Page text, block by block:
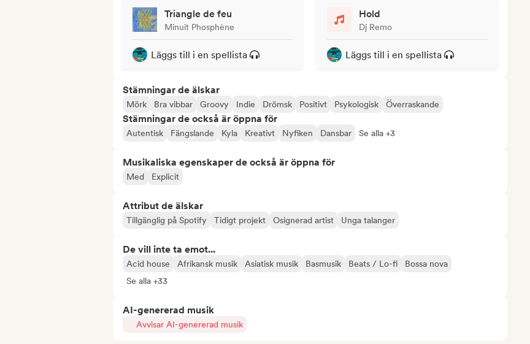
Triangle de feu
Minuit Phosphène
Läggs till i en spellista
Hold
Dj Remo
Läggs till i en spellista
Stämningar de älskar
Mörk Bra vibbar Groovy Indie Drömsk Positivt Psykologisk Överraskande
Stämningar de också är öppna för
Autentisk Fängslande Kyla Kreativt Nyfiken Dansbar Se alla +3
Musikaliska egenskaper de också är öppna för
Med Explicit
Attribut de älskar
Tillgänglig på Spotify Tidigt projekt Osignerad artist Unga talanger
De vill inte ta emot...
Acid house Afrikansk musik Asiatisk musik Basmusik Beats / Lo-fi
Bossa nova
Se alla +33
AI-genererad musik
Avvisar AI-genererad musik